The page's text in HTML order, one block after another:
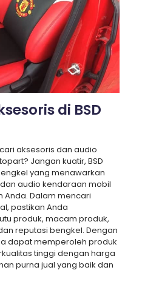
di BSD
aksesoris dan audio
Jangan kuatir, BSD
yang menawarkan
audio kendaraan mobil
Anda. Dalam mencari
pastikan Anda
produk, macam produk,
reputasi bengkel. Dengan
dapat memperoleh produk
tinggi dengan harga
purna jual yang baik dan